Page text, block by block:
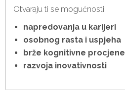
Otvaraju ti se mogućnosti:
napredovanja u karijeri
osobnog rasta i uspjeha
brže kognitivne procjene
razvoja inovativnosti